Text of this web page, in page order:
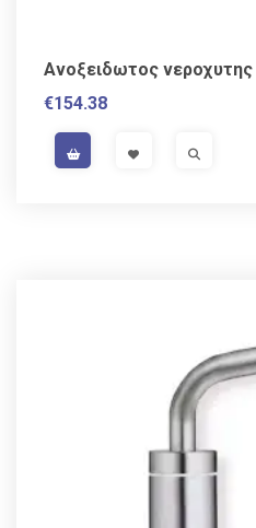
Ανοξειδωτος
€154.38
VISIT LINKVISIT LINK